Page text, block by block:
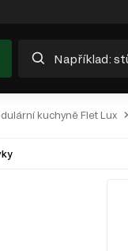
kuchyně Flet Lux